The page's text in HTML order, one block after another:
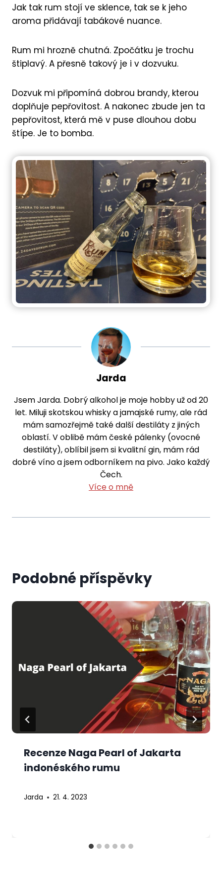
Jak tak rum stojí ve sklence, tak se k jeho
aroma přidávají tabákové nuance.
Rum mi hrozně chutná. Zpočátku je trochu
štiplavý. A přesně takový je i v dozvuku.
Dozvuk mi připomíná dobrou brandy, kterou
doplňuje pepřovitost. A nakonec zbude jen ta
pepřovitost, která mě v puse dlouhou dobu
štípe. Je to bomba.
Jarda
Jsem Jarda. Dobrý alkohol je moje hobby už od 20
let. Miluji skotskou whisky a jamajské rumy, ale rád
mám samozřejmě také další destiláty z jiných
oblastí. V oblibě mám české pálenky (ovocné
destiláty), oblíbil jsem si kvalitní gin, mám rád
dobré víno a jsem odborníkem na pivo. Jako každý
Čech.
Více o mně
Podobné příspěvky
Recenze Naga Pearl of Jakarta
indonéského rumu
Jarda 21. 4. 2023